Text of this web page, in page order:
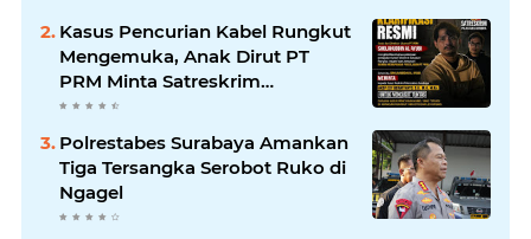
Jawab
Kasus Pencurian Kabel Rungkut
Mengemuka, Anak Dirut PT
PRM Minta Satreskrim
Polrestabes Surabaya Usut
Polrestabes Surabaya Amankan
Tiga Tersangka Serobot Ruko di
Ngagel